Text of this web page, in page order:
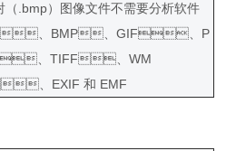
（.bmp）图像文件不需要分析软件
、BMP、GIF、P
、TIFF、WM
、EXIF 和 EMF